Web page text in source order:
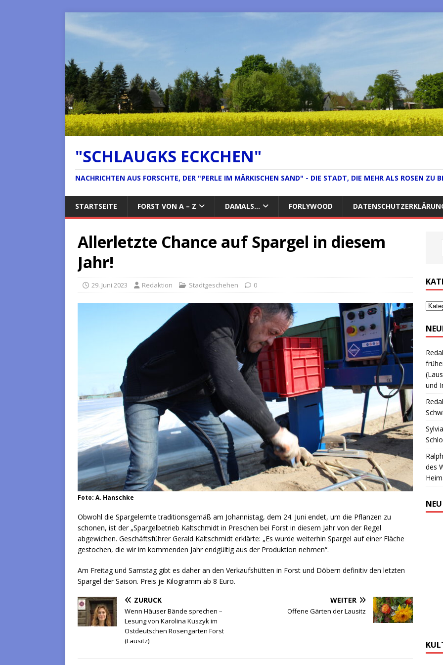
"SCHLAUGKS ECKCHEN"
NACHRICHTEN AUS FORSCHTE, DER "PERLE IM MÄRKISCHEN SAND" - DIE STADT, DIE MEHR ALS ROSEN ZU
STARTSEITE FORST VON A – Z DAMALS… FORLYWOOD
Allerletzte Chance auf Spargel in diesem
Jahr!
29. Juni 2023 Redaktion Stadtgeschehen 0
Foto: A. Hanschke
Obwohl die Spargelernte traditionsgemäß am Johannistag, dem 24. Juni endet, um die Pflanzen zu
schonen, ist der „Spargelbetrieb Kaltschmidt in Preschen bei Forst in diesem Jahr von der Regel
abgewichen. Geschäftsführer Gerald Kaltschmidt erklärte: „Es wurde weiterhin Spargel auf einer Fläche
gestochen, die wir im kommenden Jahr endgültig aus der Produktion nehmen“.
Am Freitag und Samstag gibt es daher an den Verkaufshütten in Forst und Döbern definitiv den letzten
Spargel der Saison. Preis je Kilogramm ab 8 Euro.
ZURÜCK
Wenn Häuser Bände sprechen –
Lesung von Karolina Kuszyk im
Ostdeutschen Rosengarten Forst
(Lausitz)
WEITER
Offene Gärten der Lausitz
und
Sylvia
des